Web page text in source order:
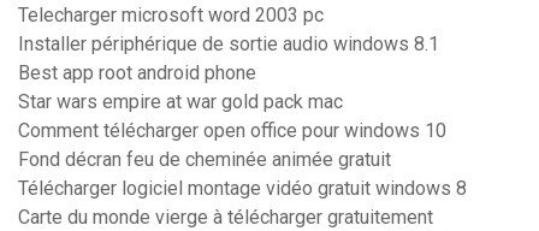
Telecharger microsoft word 2003 pc
Installer périphérique de sortie audio windows 8.1
Best app root android phone
Star wars empire at war gold pack mac
Comment télécharger open office pour windows 10
Fond décran feu de cheminée animée gratuit
Télécharger logiciel montage vidéo gratuit windows 8
Carte du monde vierge à télécharger gratuitement